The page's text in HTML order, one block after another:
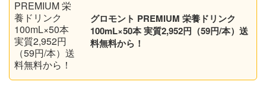
グロモント PREMIUM 栄養ドリンク
100mL×50本 実質2,952円（59円/本）送
料無料から！